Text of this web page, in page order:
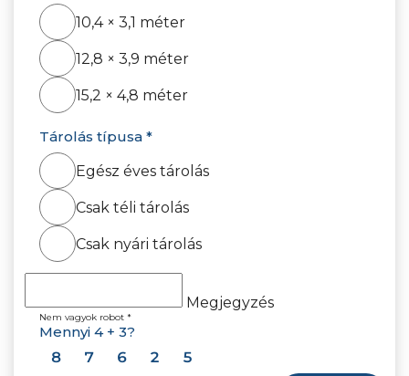
10,4 × 3,1 méter
12,8 × 3,9 méter
15,2 × 4,8 méter
Tárolás típusa *
Egész éves tárolás
Csak téli tárolás
Csak nyári tárolás
Megjegyzés
Nem vagyok robot *
Mennyi 4 + 3?
88
57 36 62 25